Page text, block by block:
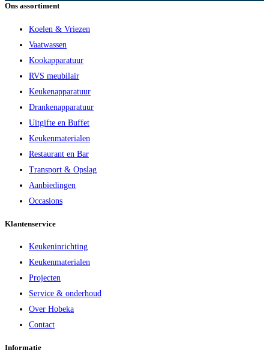
Ons assortiment
Koelen & Vriezen
Vaatwassen
Kookapparatuur
RVS meubilair
Keukenapparatuur
Drankenapparatuur
Uitgifte en Buffet
Keukenmaterialen
Restaurant en Bar
Transport & Opslag
Aanbiedingen
Occasions
Klantenservice
Keukeninrichting
Keukenmaterialen
Projecten
Service & onderhoud
Over Hobeka
Contact
Informatie